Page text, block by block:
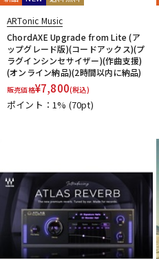
ARTonic Music
ChordAXE Upgrade from Lite (ア
ップグレード版)(コードアックス)(プ
ラグインシンセサイザー)(作曲支援)
(オンライン納品)(2時間以内に納品)
販売価格¥7,800(税込)
ポイント：1% (70pt)